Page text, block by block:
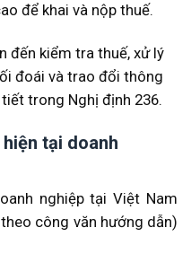
để khai và nộp thuế.
đến kiểm tra thuế, xử lý
đoái và trao đổi thông
trong Nghị định 236.
tại doanh
nghiệp tại Việt Nam
công văn hướng dẫn)